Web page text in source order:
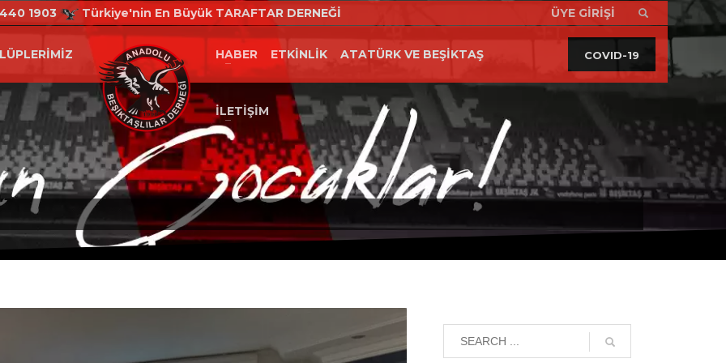
K.Adı ve Şifrenizi bilmiyorsanız, Derneğimizi
alandır. Bilgi güncellemesi ve aidat takibi yapabileceğiniz bu alana ait giriş
e-posta gönderebilir veya dernek merkezimiz ile iletişime geçebilirsiniz.
İRTİBAT
T: 0-312-440 1903
1903 Türkiye'nin En Büyük TARAFTAR DERNEĞİ ÜYE GİRİŞİ
HABER ETKİNLİK ATATÜRK VE BEŞİKTAŞ
İLETİŞİM
COVID-19